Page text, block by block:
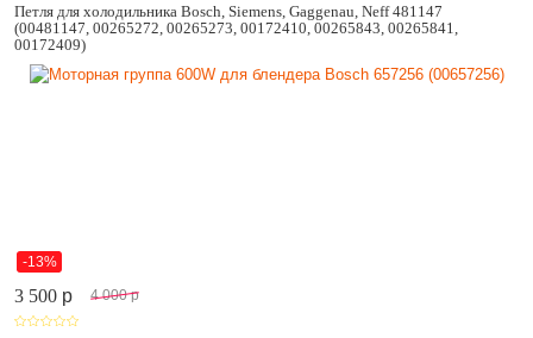
Петля для холодильника Bosch, Siemens, Gaggenau, Neff 481147
(00481147, 00265272, 00265273, 00172410, 00265843, 00265841,
00172409)
-13%
3 500 p 4 000 p